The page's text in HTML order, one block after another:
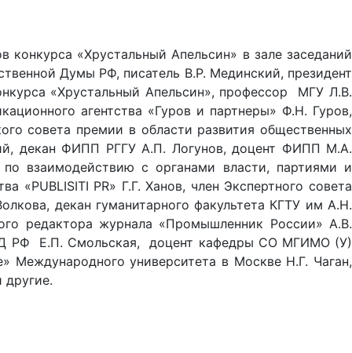
«Хрустальный Апельсин» в зале заседаний
Думы РФ, писатель В.Р. Мединский, президент
«Хрустальный Апельсин», профессор МГУ Л.В.
агентства «Гуров и партнеры» Ф.Н. Гуров,
совета премии в области развития общественных
декан ФИПП РГГУ А.П. Логунов, доцент ФИПП М.А.
взаимодействию с органами власти, партиями и
«PUBLISITI PR» Г.Г. Ханов, член Экспертного совета
декан гуманитарного факультета КГТУ им А.Н.
редактора журнала «Промышленник России» А.В.
Е.П. Смольская, доцент кафедры СО МГИМО (У)
Международного университета в Москве Н.Г. Чаган,